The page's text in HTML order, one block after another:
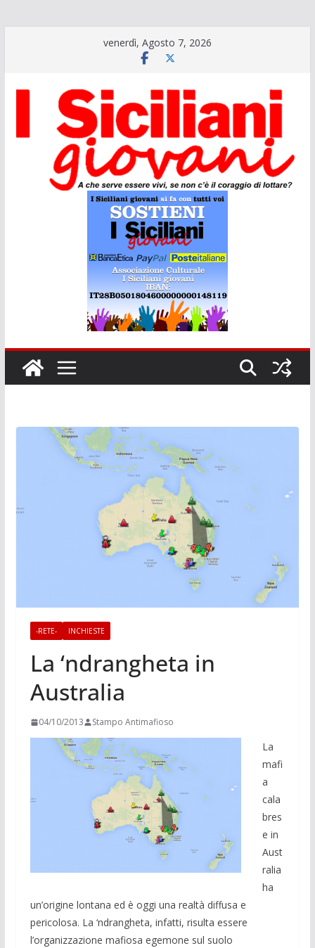
venerdì, Agosto 7, 2026
-RETE- INCHIESTE
La ‘ndrangheta in
Australia
04/10/2013 Stampo Antimafioso
La
mafi
a
cala
bres
e in
Aust
ralia
ha
un’origine lontana ed è oggi una realtà diffusa e
pericolosa. La ‘ndrangheta, infatti, risulta essere
l’organizzazione mafiosa egemone sul suolo